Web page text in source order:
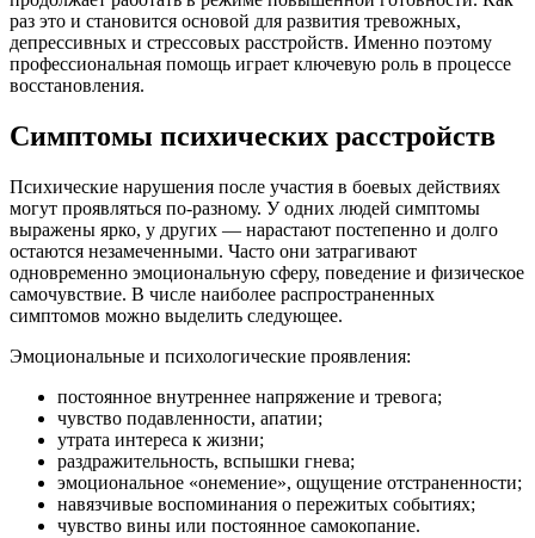
раз это и становится основой для развития тревожных,
депрессивных и стрессовых расстройств. Именно поэтому
профессиональная помощь играет ключевую роль в процессе
восстановления.
Симптомы психических расстройств
Психические нарушения после участия в боевых действиях
могут проявляться по-разному. У одних людей симптомы
выражены ярко, у других — нарастают постепенно и долго
остаются незамеченными. Часто они затрагивают
одновременно эмоциональную сферу, поведение и физическое
самочувствие. В числе наиболее распространенных
симптомов можно выделить следующее.
Эмоциональные и психологические проявления:
постоянное внутреннее напряжение и тревога;
чувство подавленности, апатии;
утрата интереса к жизни;
раздражительность, вспышки гнева;
эмоциональное «онемение», ощущение отстраненности;
навязчивые воспоминания о пережитых событиях;
чувство вины или постоянное самокопание.